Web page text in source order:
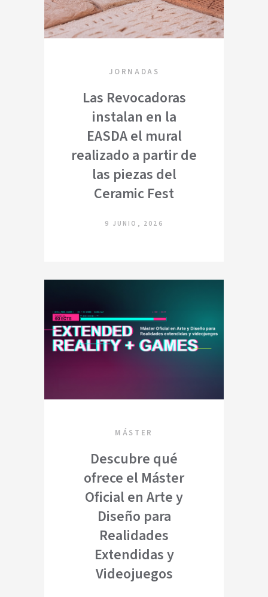
JORNADAS
Las Revocadoras
instalan en la
EASDA el mural
realizado a partir de
las piezas del
Ceramic Fest
9 JUNIO, 2026
MÁSTER
Descubre qué
ofrece el Máster
Oficial en Arte y
Diseño para
Realidades
Extendidas y
Videojuegos